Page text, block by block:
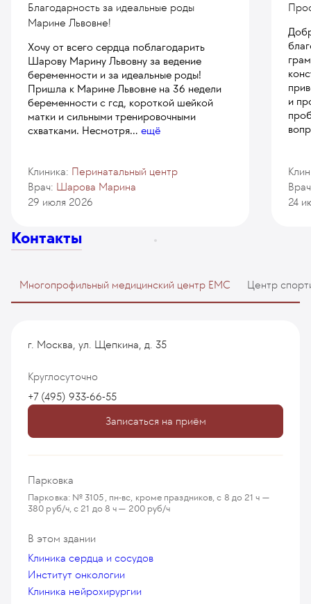
Благодарность за идеальные роды
Марине Львовне!
Хочу от всего сердца поблагодарить
Шарову Марину Львовну за ведение
беременности и за идеальные роды!
Пришла к Марине Львовне на 36 недели
беременности с гсд, короткой шейкой
матки и сильными тренировочными
схватками. Несмотря... ещё
Клиника: Перинатальный центр
Врач: Шарова Марина
29 июля 2026
и
24
Контакты
Многопрофильный медицинский центр EMC Центр
г. Москва, ул. Щепкина, д. 35
Круглосуточно
+7 (495) 933-66-55
Записаться на приём
Парковка
Парковка: № 3105, пн-вс, кроме праздников, с 8 до 21 ч —
380 руб/ч, с 21 до 8 ч — 200 руб/ч
В этом здании
Клиника сердца и сосудов
Институт онкологии
Клиника нейрохирургии